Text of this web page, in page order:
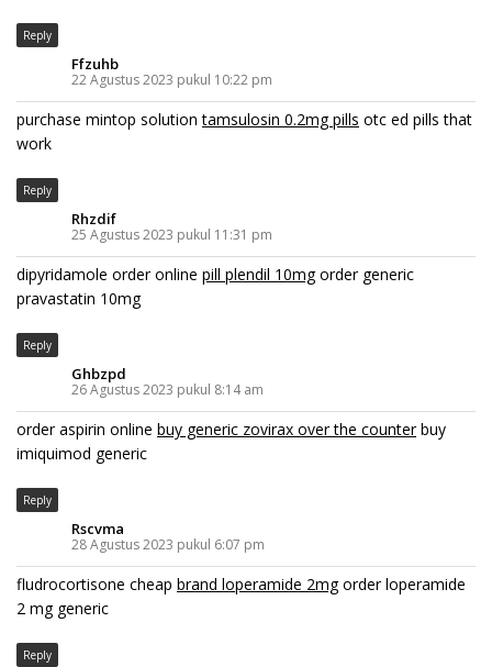
Reply
Ffzuhb
22 Agustus 2023 pukul 10:22 pm
purchase mintop solutiontamsulosin 0.2mg pills otc ed pills that
work
Reply
Rhzdif
25 Agustus 2023 pukul 11:31 pm
dipyridamole order online pill plendil 10mgorder generic
pravastatin 10mg
Reply
Ghbzpd
26 Agustus 2023 pukul 8:14 am
order aspirin online buy generic zovirax over the counterbuy
imiquimod generic
Reply
Rscvma
28 Agustus 2023 pukul 6:07 pm
fludrocortisone cheap brand loperamide 2mgorder loperamide
2 mg generic
Reply